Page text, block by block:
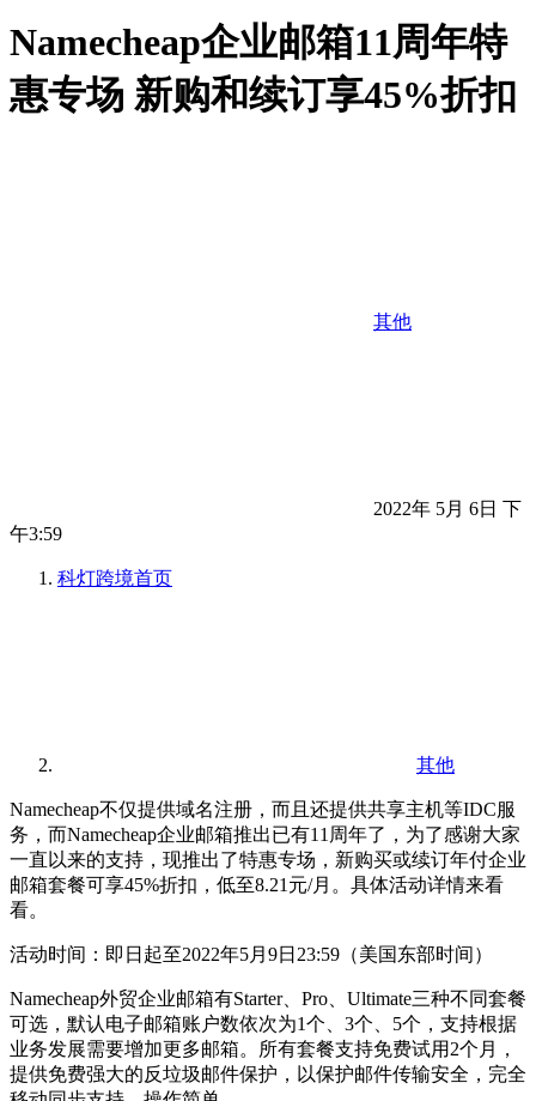
Namecheap企业邮箱11周年特
惠专场 新购和续订享45%折扣
其他
2022年 5月 6日 下
午3:59
科灯跨境首页
其他
Namecheap不仅提供域名注册，而且还提供共享主机等IDC服
务，而Namecheap企业邮箱推出已有11周年了，为了感谢大家
一直以来的支持，现推出了特惠专场，新购买或续订年付企业
邮箱套餐可享45%折扣，低至8.21元/月。具体活动详情来看
看。
活动时间：即日起至2022年5月9日23:59（美国东部时间）
Namecheap外贸企业邮箱有Starter、Pro、Ultimate三种不同套餐
可选，默认电子邮箱账户数依次为1个、3个、5个，支持根据
业务发展需要增加更多邮箱。所有套餐支持免费试用2个月，
提供免费强大的反垃圾邮件保护，以保护邮件传输安全，完全